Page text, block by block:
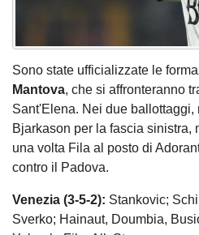
Sono state ufficializzate le
Mantova, che si affronteranno
Sant'Elena. Nei due ballottaggi,
Bjarkason per la fascia sinistra,
una volta Fila al posto di
contro il Padova.
Venezia (3-5-2): Stankovic;
Sverko; Hainaut, Doumbia,